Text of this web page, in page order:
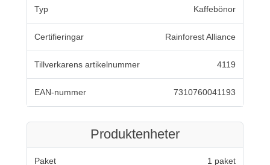
Typ Kaffebönor
Certifieringar Rainforest Alliance
Tillverkarens artikelnummer 4119
EAN-nummer 7310760041193
Produktenheter
Paket 1 paket